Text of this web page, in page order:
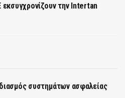
εκσυγχρονίζουν την Intertan
συστημάτων ασφαλείας